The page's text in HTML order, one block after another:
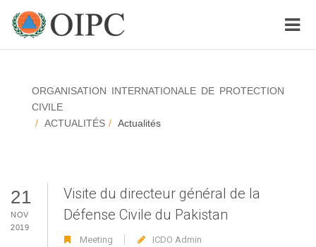
ORGANISATION INTERNATIONALE DE PROTECTION
CIVILE
ACTUALITÉS
Actualités
21
NOV
2019
Visite du directeur général de la
Défense Civile du Pakistan
Meeting ICDO Admin